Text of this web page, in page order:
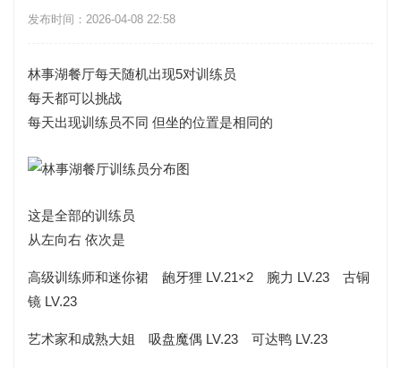
发布时间：2026-04-08 22:58
林事湖餐厅每天随机出现5对训练员
每天都可以挑战
每天出现训练员不同 但坐的位置是相同的
这是全部的训练员
从左向右 依次是
高级训练师和迷你裙 龅牙狸 LV.21×2 腕力 LV.23 古铜
镜 LV.23
艺术家和成熟大姐 吸盘魔偶 LV.23 可达鸭 LV.23